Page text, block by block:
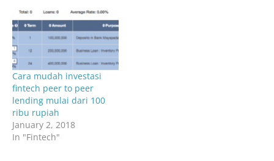
Cara mudah investasi
fintech peer to peer
lending mulai dari 100
ribu rupiah
January 2, 2018
In "Fintech"